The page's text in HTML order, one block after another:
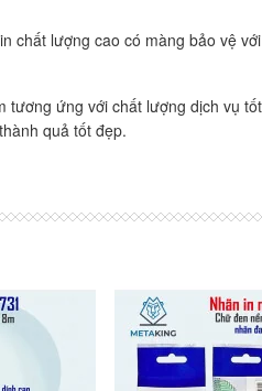
chất lượng cao có màng bảo vệ
ứng với chất lượng dịch vụ
quả tốt đẹp.